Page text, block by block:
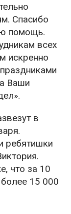
Спасибо
помощь.
всех
искренно
Ваши
в
ребятишки
что за 10
15 000